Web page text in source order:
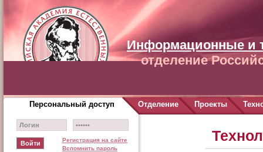
Информационные и
отделение
Регистрация на сайте
Вспомнить пароль
Персональный доступ Отделение Проекты